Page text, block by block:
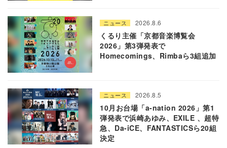
ニュース 2026.8.6
くるり主催「京都音楽博覧会
2026」第3弾発表で
Homecomings、Rimbaら3組追加
ニュース 2026.8.5
10月お台場「a-nation 2026」第1
弾発表で浜崎あゆみ、EXILE 、超特
急、Da-iCE、FANTASTICSら20組
決定